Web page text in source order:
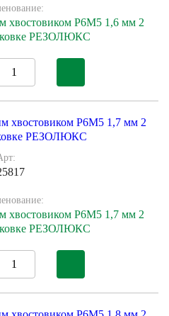
хвостовиком Р6М5 1,6 мм 2
РЕЗОЛЮКС
хвостовиком Р6М5 1,7 мм 2
РЕЗОЛЮКС